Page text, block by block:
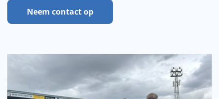
Neem contact op